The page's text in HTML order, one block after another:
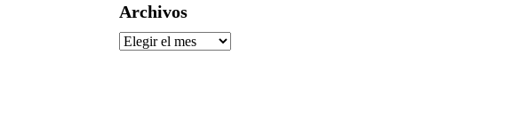
Archivos
Archivos